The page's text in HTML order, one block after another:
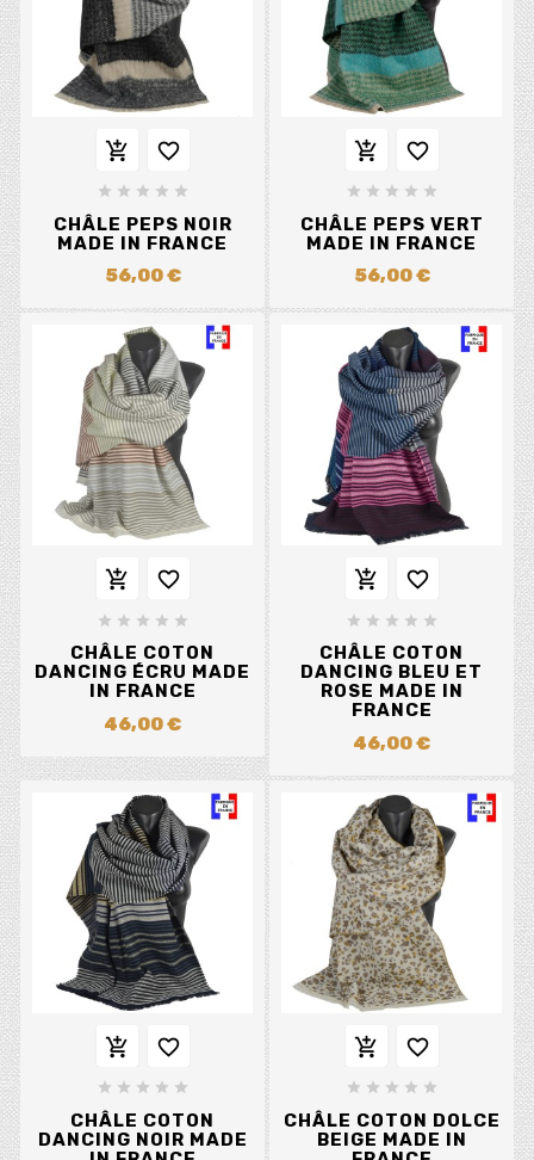
 
    
CHÂLE PEPS NOIR
MADE IN FRANCE
56,00 €
 
    
CHÂLE PEPS VERT
MADE IN FRANCE
56,00 €
 
    
CHÂLE COTON
DANCING ÉCRU MADE
IN FRANCE
46,00 €
 
    
CHÂLE COTON
DANCING BLEU ET
ROSE MADE IN
FRANCE
46,00 €
 
    
CHÂLE COTON
DANCING NOIR MADE
 
    
CHÂLE COTON DOLCE
BEIGE MADE IN